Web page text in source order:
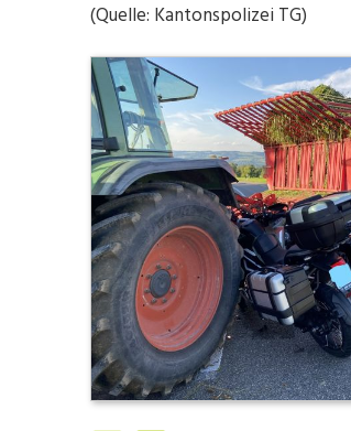
(Quelle: Kantonspolizei TG)